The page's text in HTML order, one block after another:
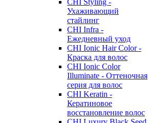
CHI Styling -
Ухаживающий
стайлинг
CHI Infra -
Ежедневный уход
CHI Ionic Hair Color -
Краска для волос
CHI Ionic Color
Illuminate - Оттеночная
серия для волос
CHI Keratin -
Кератиновое
восстановление волос